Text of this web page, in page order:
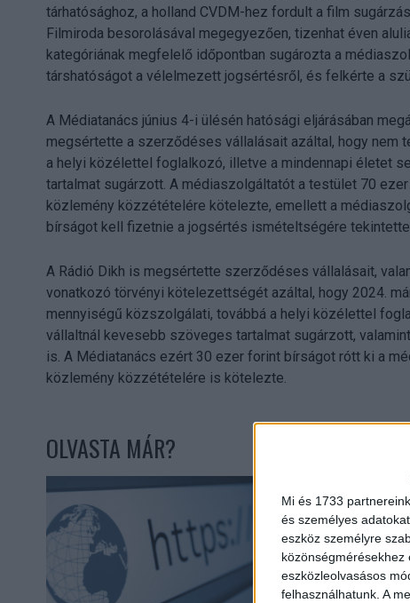
Mi és 1733
és személyes
eszköz személyre
közönségmérésekhez
eszközleolvasásos
felhasználhatunk. A
tárhatósághoz, a holland CVDM-hez fordult a film
Filmiroda besorolásával megegyezően, tizenhat éven
kategóriának megfelelő időpontban sugározta a
társhatóságot a vélelmezett jogsértésről, és felkérte a
A Médiatanács június 4-i ülésén hatósági eljárásában
megsértette a szerződéses vállalásait azáltal, hogy
a helyi közélettel foglalkozó, illetve a mindennapi életet
tartalmat sugárzott. A médiaszolgáltatót a testület 70
közlemény közzétételére kötelezte, emellett a
bírságot kell fizetnie a jogsértés ismételtségére
A Rádió Dikh is megsértette szerződéses vállalásait,
vonatkozó törvényi kötelezettségét azáltal, hogy 2024.
mennyiségű közszolgálati, továbbá a helyi közélettel
vállaltnál kevesebb szöveges tartalmat sugárzott,
is. A Médiatanács ezért 30 ezer forint bírságot rótt ki a
közlemény közzétételére is kötelezte.
OLVASTA MÁR?